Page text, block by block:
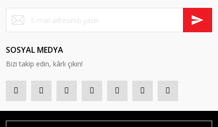
SOSYAL MEDYA
Bizi takip edin, kârlı çıkın!